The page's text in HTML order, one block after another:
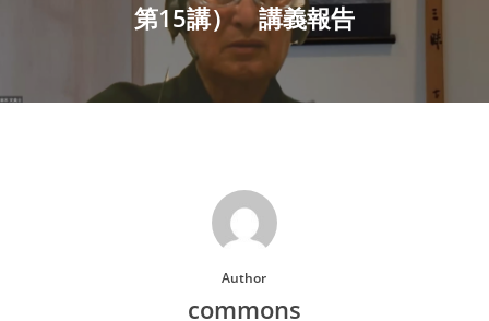
第15講） 講義報告
Author
commons